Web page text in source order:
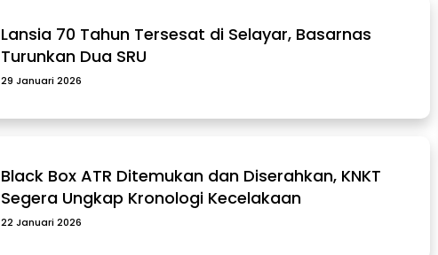
Lansia 70 Tahun Tersesat di Selayar, Basarnas
Turunkan Dua SRU
29 Januari 2026
Black Box ATR Ditemukan dan Diserahkan, KNKT
Segera Ungkap Kronologi Kecelakaan
22 Januari 2026